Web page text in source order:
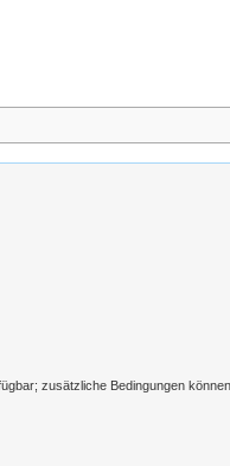
zusätzliche Bedingungen